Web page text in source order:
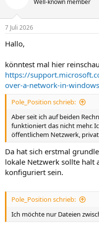
Well-known member
7 Juli 2026
Hallo,
könntest mal hier
https://
over-a-network-in-windows
Pole_Position schrieb:
Aber seit ich auf beiden
funktioniert das nicht mehr.
öffentlichem Netzwerk,
Da hat sich erstmal
lokale Netzwerk sollte halt
konfiguriert sein.
Pole_Position schrieb:
Ich möchte nur Dateien